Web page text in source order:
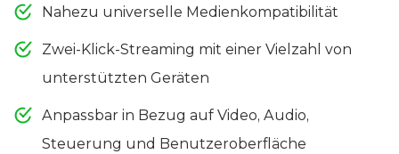
Nahezu universelle Medienkompatibilität
Zwei-Klick-Streaming mit einer Vielzahl von
unterstützten Geräten
Anpassbar in Bezug auf Video, Audio,
Steuerung und Benutzeroberfläche